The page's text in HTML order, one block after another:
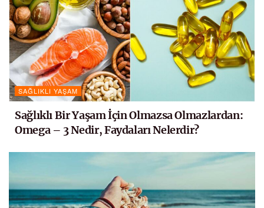
SAĞLIKLI YAŞAM
Sağlıklı Bir Yaşam İçin Olmazsa Olmazlardan:
Omega – 3 Nedir, Faydaları Nelerdir?